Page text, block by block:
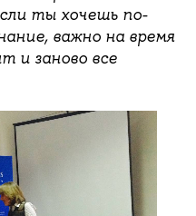
ты хочешь по-
важно на время
и заново все